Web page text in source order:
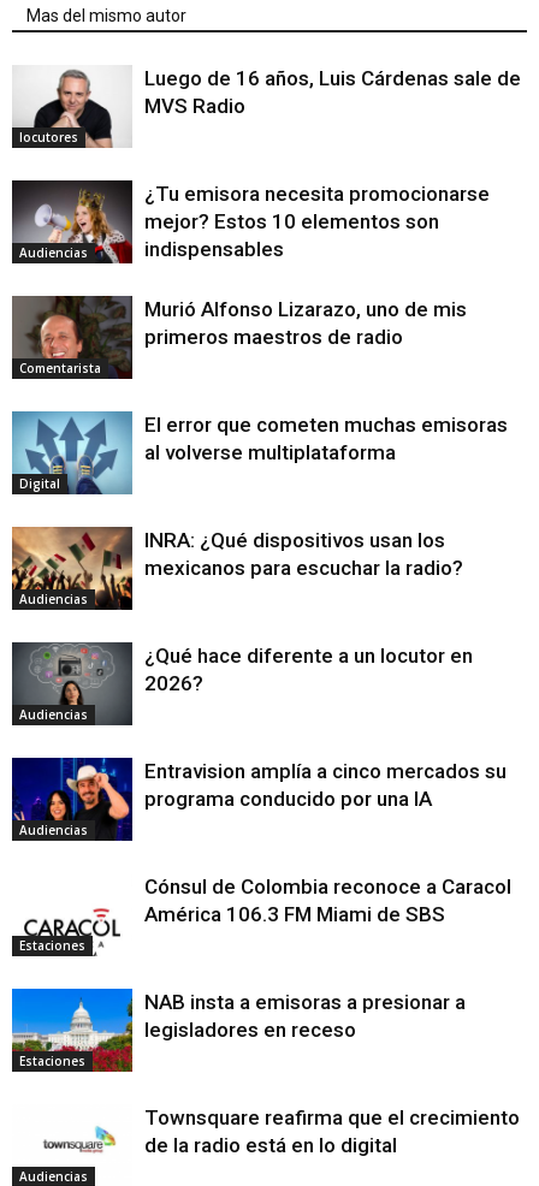
Mas del mismo autor
locutores
Luego de 16 años, Luis Cárdenas sale de
MVS Radio
Audiencias
¿Tu emisora necesita promocionarse
mejor? Estos 10 elementos son
indispensables
Comentarista
Murió Alfonso Lizarazo, uno de mis
primeros maestros de radio
Digital
El error que cometen muchas emisoras
al volverse multiplataforma
Audiencias
INRA: ¿Qué dispositivos usan los
mexicanos para escuchar la radio?
Audiencias
¿Qué hace diferente a un locutor en
2026?
Audiencias
Entravision amplía a cinco mercados su
programa conducido por una IA
Estaciones
Cónsul de Colombia reconoce a Caracol
América 106.3 FM Miami de SBS
Estaciones
NAB insta a emisoras a presionar a
legisladores en receso
Audiencias
Townsquare reafirma que el crecimiento
de la radio está en lo digital